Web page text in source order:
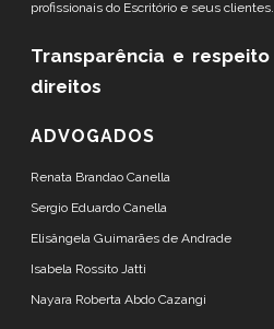
profissionais do Escritório e seus clientes.
Transparência e respeito
direitos
ADVOGADOS
Renata Brandao Canella
Sergio Eduardo Canella
Elisângela Guimarães de Andrade
Isabela Rossito Jatti
Nayara Roberta Abdo Cazangi